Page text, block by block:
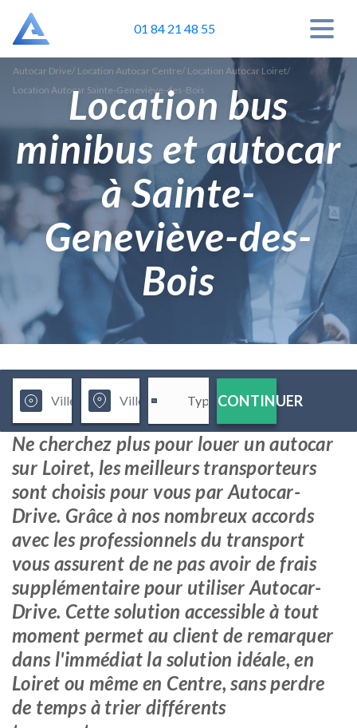
01 84 21 48 55
Autocar Drive/ Location Autocar Centre/ Location Autocar Loiret/
Location Autocar Sainte-Geneviève-des-Bois
Location bus
minibus et autocar
à Sainte-
Geneviève-des-
Bois
CONTINUER
Ne cherchez plus pour louer un autocar
sur Loiret, les meilleurs transporteurs
sont choisis pour vous par Autocar-
Drive. Grâce à nos nombreux accords
avec les professionnels du transport
vous assurent de ne pas avoir de frais
supplémentaire pour utiliser Autocar-
Drive. Cette solution accessible à tout
moment permet au client de remarquer
dans l'immédiat la solution idéale, en
Loiret ou même en Centre, sans perdre
de temps à trier différents